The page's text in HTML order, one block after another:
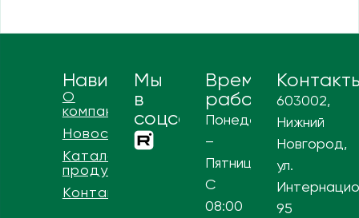
Навигация
О
компании
Новости
Каталог
продукции
Контакты
Мы
в
соцсетях
Время
работы
Понедельник
–
Пятница
С
08:00
603002,
Нижний
Новгород,
ул.
95